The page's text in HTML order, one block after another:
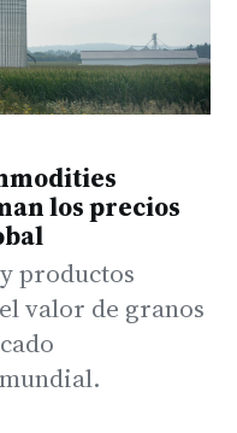
los precios
productos
valor de granos